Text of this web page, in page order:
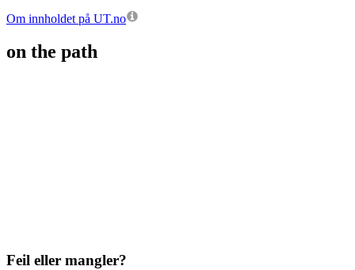
Om innholdet på UT.no
on the path
Feil eller mangler?